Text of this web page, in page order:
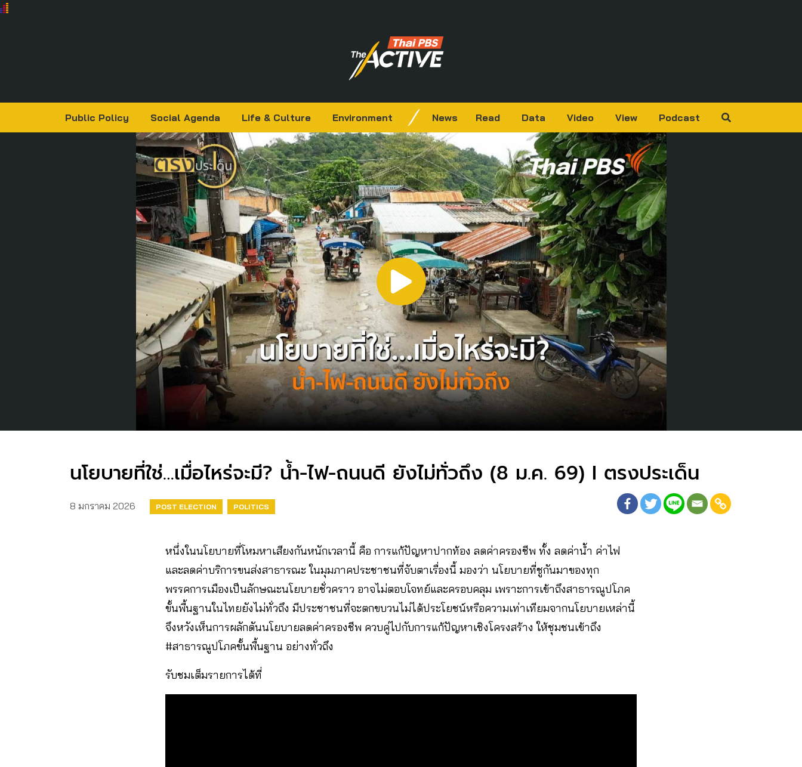
Public Policy Social Agenda Life & Culture Environment News Read Data Video View Podcast
นโยบายที่ใช่…เมื่อไหร่จะมี? น้ำ-ไฟ-ถนนดี ยังไม่ทั่วถึง (8 ม.ค. 69) I ตรงประเด็น
8 มกราคม 2026 POST ELECTION POLITICS
หนึ่งในนโยบายที่โหมหาเสียงกันหนักเวลานี้ คือ การแก้ปัญหาปากท้อง ลดค่าครองชีพ ทั้ง ลดค่าน้ำ ค่าไฟ
และลดค่าบริการขนส่งสาธารณะ ในมุมภาคประชาชนที่จับตาเรื่องนี้ มองว่า นโยบายที่ชูกันมาของทุก
พรรคการเมืองเป็นลักษณะนโยบายชั่วคราว อาจไม่ตอบโจทย์และครอบคลุม เพราะการเข้าถึงสาธารณูปโภค
ขั้นพื้นฐานในไทยยังไม่ทั่วถึง มีประชาชนที่จะตกขบวนไม่ได้ประโยชน์หรือความเท่าเทียมจากนโยบายเหล่านี้
จึงหวังเห็นการผลักดันนโยบายลดค่าครองชีพ ควบคู่ไปกับการแก้ปัญหาเชิงโครงสร้าง ให้ชุมชนเข้าถึง
#สาธารณูปโภคขั้นพื้นฐาน อย่างทั่วถึง
รับชมเต็มรายการได้ที่